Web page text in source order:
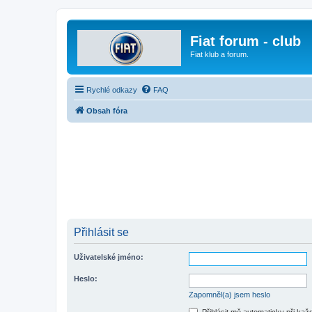
Fiat forum - club
Fiat klub a forum.
Rychlé odkazy FAQ
Obsah fóra
Přihlásit se
Uživatelské jméno:
Heslo:
Zapomněl(a) jsem heslo